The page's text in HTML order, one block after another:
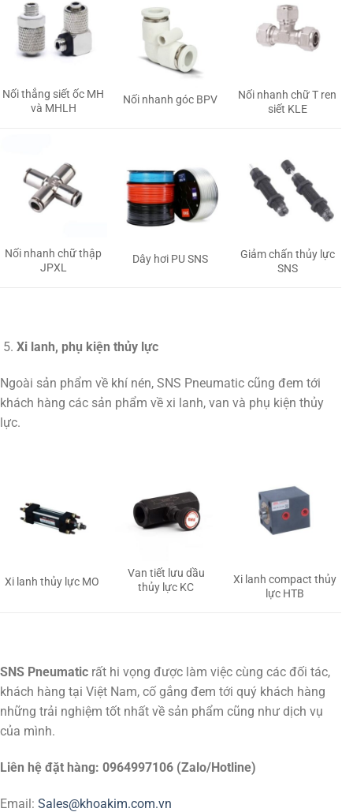
Nối thẳng siết ốc MH
và MHLH
Nối nhanh góc BPV
Nối nhanh chữ T ren
siết KLE
Nối nhanh chữ thập
JPXL
Dây hơi PU SNS
Giảm chấn thủy lực
SNS
Xi lanh, phụ kiện thủy lực
Ngoài sản phẩm về khí nén, SNS Pneumatic cũng đem tới
khách hàng các sản phẩm về xi lanh, van và phụ kiện thủy
lực.
Xi lanh thủy lực MO
Van tiết lưu dầu
thủy lực KC
Xi lanh compact thủy
lực HTB
SNS Pneumatic rất hi vọng được làm việc cùng các đối tác,
khách hàng tại Việt Nam, cố gắng đem tới quý khách hàng
những trải nghiệm tốt nhất về sản phẩm cũng như dịch vụ
của mình.
Liên hệ đặt hàng: 0964997106 (Zalo/Hotline)
Email: Sales@khoakim.com.vn